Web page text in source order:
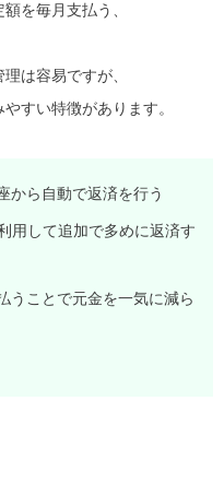
を毎月支払う、
は容易ですが、
すい特徴があります。
から自動で返済を行う
用して追加で多めに返済す
うことで元金を一気に減ら